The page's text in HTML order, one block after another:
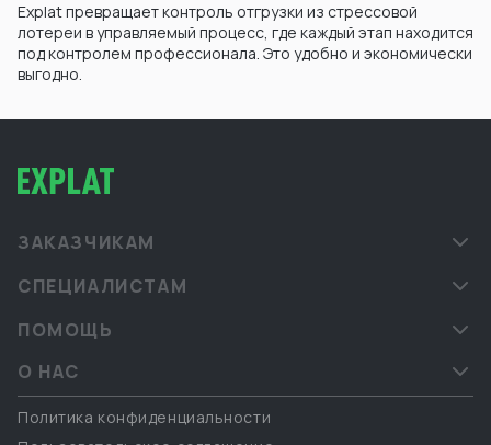
Explat превращает контроль отгрузки из стрессовой
лотереи в управляемый процесс, где каждый этап находится
под контролем профессионала. Это удобно и экономически
выгодно.
ЗАКАЗЧИКАМ
СПЕЦИАЛИСТАМ
ПОМОЩЬ
О НАС
Политика конфиденциальности